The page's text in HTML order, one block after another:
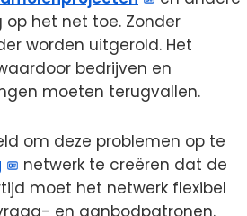
het net toe. Zonder
worden uitgerold. Het
bedrijven en
moeten terugvallen.
om deze problemen op te
netwerk te creëren dat de
moet het netwerk flexibel